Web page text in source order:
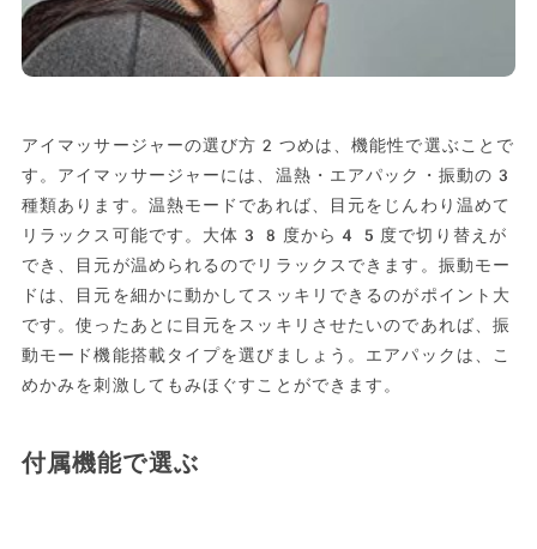
アイマッサージャーの選び方2つめは、機能性で選ぶことで
す。アイマッサージャーには、温熱・エアパック・振動の3
種類あります。温熱モードであれば、目元をじんわり温めて
リラックス可能です。大体38度から45度で切り替えが
でき、目元が温められるのでリラックスできます。振動モー
ドは、目元を細かに動かしてスッキリできるのがポイント大
です。使ったあとに目元をスッキリさせたいのであれば、振
動モード機能搭載タイプを選びましょう。エアパックは、こ
めかみを刺激してもみほぐすことができます。
付属機能で選ぶ